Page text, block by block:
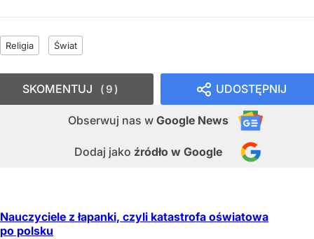
Religia Świat
UDOSTĘPNIJ
Obserwuj nas w Google News
Dodaj jako źródło w Google
SKOMENTUJ 9
Nauczyciele z łapanki, czyli katastrofa oświatowa
po polsku